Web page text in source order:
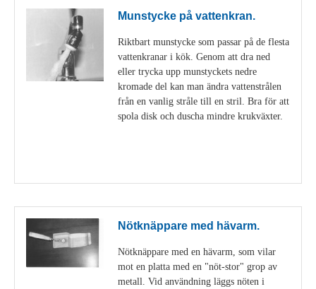
Munstycke på vattenkran.
Riktbart munstycke som passar på de flesta
vattenkranar i kök. Genom att dra ned
eller trycka upp munstyckets nedre
kromade del kan man ändra vattenstrålen
från en vanlig stråle till en stril. Bra för att
spola disk och duscha mindre krukväxter.
Nötknäppare med hävarm.
Nötknäppare med en hävarm, som vilar
mot en platta med en "nöt-stor" grop av
metall. Vid användning läggs nöten i